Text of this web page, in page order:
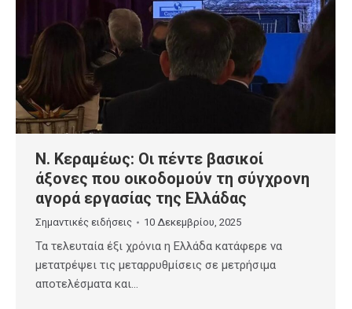
Ν. Κεραμέως: Οι πέντε βασικοί
άξονες που οικοδομούν τη σύγχρονη
αγορά εργασίας της Ελλάδας
Σημαντικές ειδήσεις 10 Δεκεμβρίου, 2025
Τα τελευταία έξι χρόνια η Ελλάδα κατάφερε να
μετατρέψει τις μεταρρυθμίσεις σε μετρήσιμα
αποτελέσματα και…